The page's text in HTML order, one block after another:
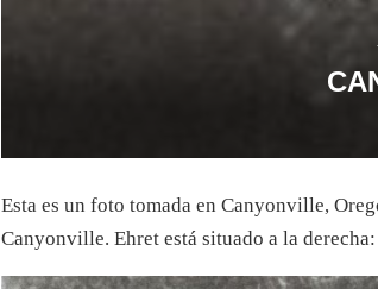
Esta es un foto tomada en Canyonville,
Canyonville. Ehret está situado a la derecha: